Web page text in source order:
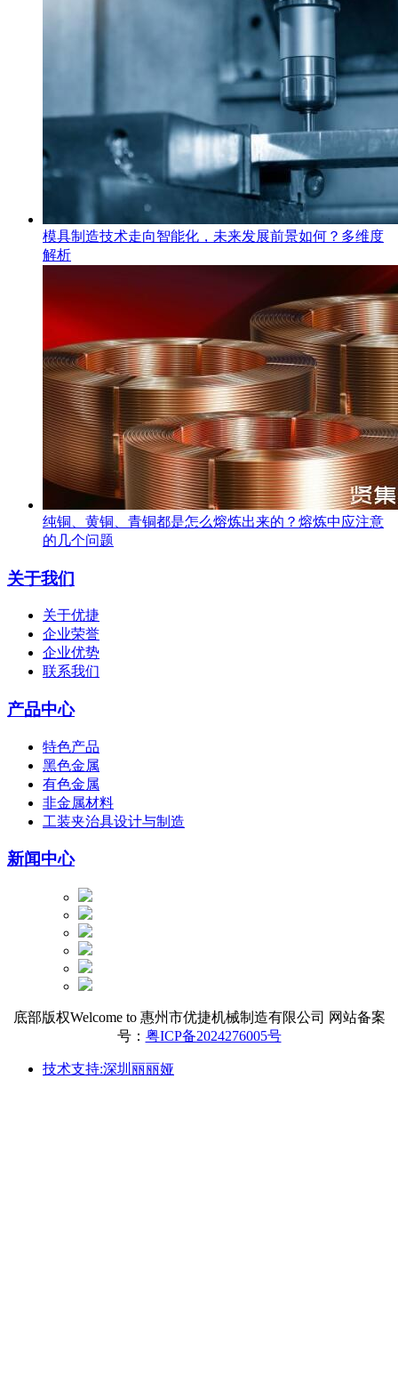
模具制造技术走向智能化，未来发展前景如何？多维度
解析
纯铜、黄铜、青铜都是怎么熔炼出来的？熔炼中应注意
的几个问题
关于我们
关于优捷
企业荣誉
企业优势
联系我们
产品中心
特色产品
黑色金属
有色金属
非金属材料
工装夹治具设计与制造
新闻中心
底部版权Welcome to 惠州市优捷机械制造有限公司 网站备案
号： 粤ICP备2024276005号
技术支持:深圳丽丽娅